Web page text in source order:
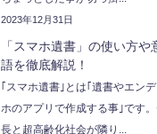
2023年12月31日
「スマホ遺書」の使い方
語を徹底解説！
｢スマホ遺書｣とは｢遺書やエン
ホのアプリで作成する事｣です
長と超高齢化社会が隣り...